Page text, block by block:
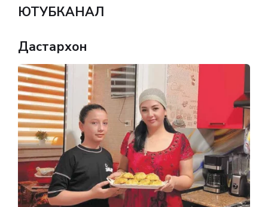
ЮТУБКАНАЛ
Дастархон